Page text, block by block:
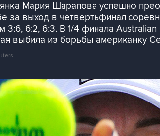
Мария Шарапова успешно
за выход в четвертьфинал
3:6, 6:2, 6:3. В 1/4 финала
выбила из борьбы американку